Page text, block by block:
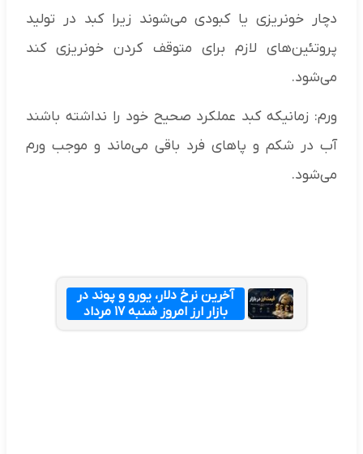
دچار خونریزی یا کبودی می‌شوند زیرا کبد در تولید
پروتئین‌های لازم برای متوقف کردن خونریزی کند
می‌شود.
ورم: زمانیکه کبد عملکرد صحیح خود را نداشته باشند
آب در شکم و پاهای فرد باقی می‌ماند و موجب ورم
می‌شود.
آخرین نرخ دلار، یورو و پوند در
بازار ارز امروز شنبه ۱۷ مرداد